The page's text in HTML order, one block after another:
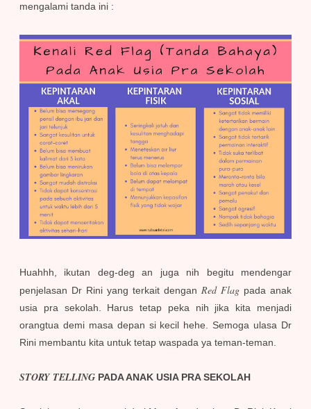
mengalami tanda ini :
Huahhh, ikutan deg-deg an juga nih begitu mendengar
penjelasan Dr Rini yang terkait dengan Red Flag pada anak
usia pra sekolah. Harus tetap peka nih jika kita menjadi
orangtua demi masa depan si kecil hehe. Semoga ulasa Dr
Rini membantu kita untuk tetap waspada ya teman-teman.
STORY TELLING PADA ANAK USIA PRA SEKOLAH